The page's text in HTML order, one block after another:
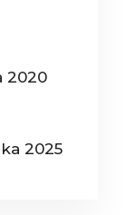
2020
2025